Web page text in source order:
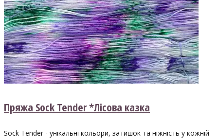
Пряжа Sock Tender *Лісова казка
Sock Tender - унікальні кольори, затишок та ніжність у кожній